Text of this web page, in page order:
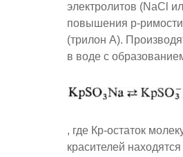
электролитов (NaCl
повышения р-римости
(трилон А).
в воде с
, где Кр-остаток
красителей